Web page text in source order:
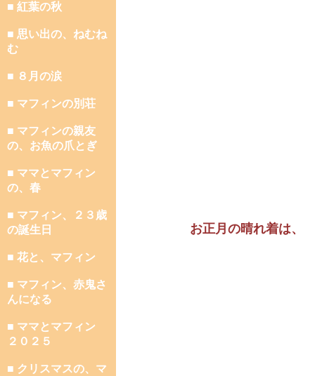
■ 紅葉の秋
■ 思い出の、ねむね
む
■ ８月の涙
■ マフィンの別荘
■ マフィンの親友
の、お魚の爪とぎ
■ ママとマフィン
の、春
■ マフィン、２３歳
の誕生日
■ 花と、マフィン
■ マフィン、赤鬼さ
んになる
■ ママとマフィン
２０２５
■ クリスマスの、マ
お正月の晴れ着は、